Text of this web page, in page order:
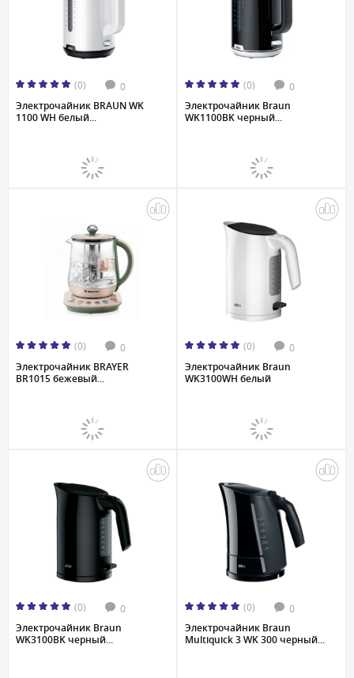
(0) 0
Электрочайник BRAUN WK
1100 WH белый...
(0) 0
Электрочайник Braun
WK1100BK черный...
(0) 0
Электрочайник BRAYER
BR1015 бежевый...
(0) 0
Электрочайник Braun
WK3100WH белый
(0) 0
Электрочайник Braun
WK3100BK черный...
(0) 0
Электрочайник Braun
Multiquick 3 WK 300 черный...